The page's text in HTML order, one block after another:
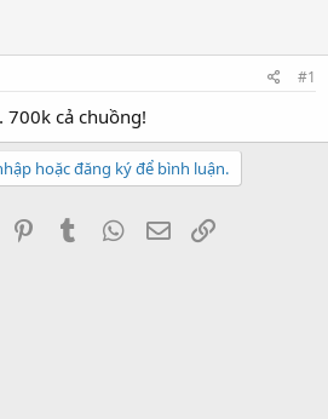
#1
700k cả chuồng!
hoặc đăng ký để bình luận.
Reddit PinterestTumblr WhatsApp
Email